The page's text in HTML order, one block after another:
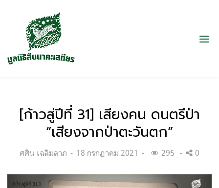
[ก้าวสู่ปีที่ 31] เสียงคน ดนตรีป่า
“เสียงจากป่าตะวันตก”
Categories:
ศศิน เฉลิมลาภ
Posted
18 กรกฎาคม 2021 295 0